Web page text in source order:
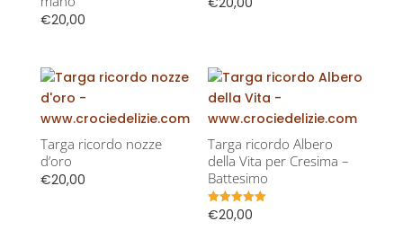
€20,00
Targa ricordo nozze
d’oro
€20,00
Targa ricordo Albero
della Vita per Cresima –
Battesimo
Valutato
5.00
€20,00